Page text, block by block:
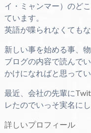
イ・ミャンマー）のど
ています。
英語が喋られなくても
新しい事を始める事、
ブログの内容で読んで
かけになればと思ってい
最近、会社の先輩に
レたのでいっそ実名にし
詳しいプロフィール